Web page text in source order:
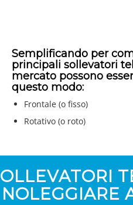
Semplificando per
principali sollevatori
mercato possono
questo modo:
Frontale (o fisso)
Rotativo (o roto)
NOLEGGIARE